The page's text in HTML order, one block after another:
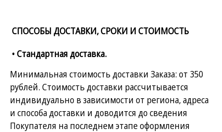
СПОСОБЫ ДОСТАВКИ, СРОКИ И СТОИМОСТЬ
• Стандартная доставка.
Минимальная стоимость доставки Заказа: от 350
рублей. Стоимость доставки рассчитывается
индивидуально в зависимости от региона, адреса
и способа доставки и доводится до сведения
Покупателя на последнем этапе оформления